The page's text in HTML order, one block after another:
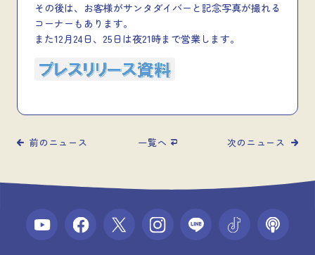
その後は、お客様がサンタダイバーと記念写真が撮れる
コーナーもあります。
また12月24日、25日は夜21時まで営業します。
前のニュース 一覧へ 次のニュース